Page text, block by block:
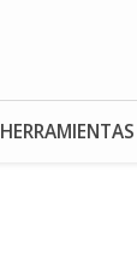
HERRAMIENTAS